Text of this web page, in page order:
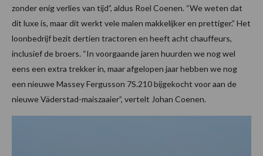
zonder enig verlies van tijd”, aldus Roel Coenen. “We weten dat
dit luxe is, maar dit werkt vele malen makkelijker en prettiger.” Het
loonbedrijf bezit dertien tractoren en heeft acht chauffeurs,
inclusief de broers. “In voorgaande jaren huurden we nog wel
eens een extra trekker in, maar afgelopen jaar hebben we nog
een nieuwe Massey Fergusson 7S.210 bijgekocht voor aan de
nieuwe Väderstad-maiszaaier”, vertelt Johan Coenen.